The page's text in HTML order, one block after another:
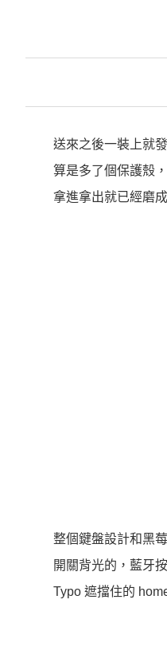
送來之後一裝上就
算是多了個保護殼
拿進拿出就已經磨
整個鍵盤設計和黑
開關背光的，藍牙
Typo 遮擋住的